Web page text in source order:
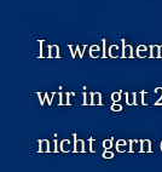
In
wir in gut
nicht gern